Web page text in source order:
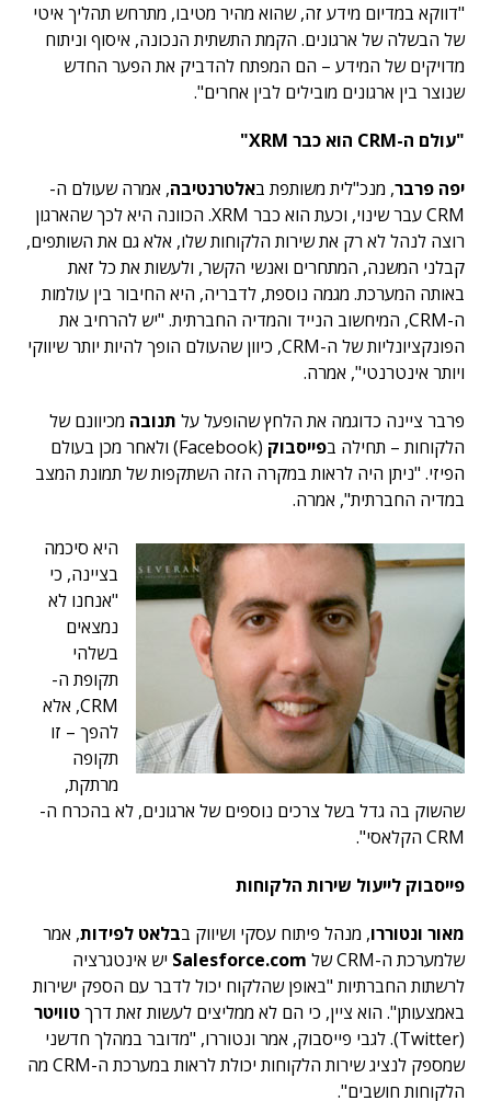
"דווקא במדיום מידע זה, שהוא מהיר מטיבו, מתרחש תהליך איטי
של הבשלה של ארגונים. הקמת התשתית הנכונה, איסוף וניתוח
מדויקים של המידע – הם המפתח להדביק את הפער החדש
שנוצר בין ארגונים מובילים לבין אחרים".
"עולם ה-CRM הוא כבר XRM"
יפה פרבר, מנכ"לית משותפת באלטרנטיבה, אמרה שעולם ה-
CRM עבר שינוי, וכעת הוא כבר XRM. הכוונה היא לכך שהארגון
רוצה לנהל לא רק את שירות הלקוחות שלו, אלא גם את השותפים,
קבלני המשנה, המתחרים ואנשי הקשר, ולעשות את כל זאת
באותה המערכת. מגמה נוספת, לדבריה, היא החיבור בין עולמות
ה-CRM, המיחשוב הנייד והמדיה החברתית. "יש להרחיב את
הפונקציונליות של ה-CRM, כיוון שהעולם הופך להיות יותר שיווקי
ויותר אינטרנטי", אמרה.
פרבר ציינה כדוגמה את הלחץ שהופעל על תנובה מכיוונם של
הלקוחות – תחילה בפייסבוק
(Facebook) ולאחר מכן בעולם
הפיזי. "ניתן היה לראות במקרה הזה השתקפות של תמונת המצב
במדיה החברתית", אמרה.
היא סיכמה
בציינה, כי
"אנחנו לא
נמצאים
בשלהי
תקופת ה-
CRM, אלא
להפך – זו
תקופה
מרתקת,
שהשוק בה גדל בשל צרכים נוספים של ארגונים, לא בהכרח ה-
CRM הקלאסי".
פייסבוק לייעול שירות הלקוחות
מאור ונטוררו, מנהל פיתוח עסקי ושיווק בבלאט לפידות, אמר
שלמערכת ה-CRM של
Salesforce.com יש אינטגרציה
לרשתות החברתיות "באופן שהלקוח יכול לדבר עם הספק ישירות
באמצעותן". הוא ציין, כי הם לא ממליצים לעשות זאת דרךטוויטר
(Twitter). לגבי פייסבוק, אמר ונטוררו, "מדובר במהלך חדשני
שמספק לנציג שירות הלקוחות יכולת לראות במערכת ה-CRM מה
הלקוחות חושבים".